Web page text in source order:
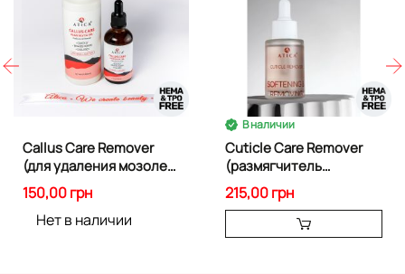
Callus Care Remover
(для удаления мозолей
и натоптышев) 200 мл
85388
150,00 грн
Нет в наличии
В наличии
Cuticle Сare Remover
(размягчитель
кутикулы) 30 мл 85384
215,00 грн